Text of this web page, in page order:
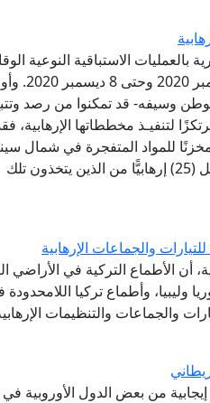
بالعمليات الاستباقية النوعية
التي قامت بها القوات المسلحة المصرية في
وسيفه- قد تمكنوا من رصد
لتنفيـذ مخططاتها الإرهابية،
عن تدمير (437) وكرًا وملجأً ومخزنًا للمواد المتفجرة في شمال
يتم استخدامها من قِبل العناصر الإرهابية كملاجئ لها، بالإضافة إلى مقتل (25) إرهابيًّا من الذين يتخذون تلك
والجماعات الإرهابية
أن الأطماع التركية في الأراضي
وأطماع تركيا اللامحدودة
والجماعات والتنظيمات
إيجابية من بعض الدول الأوروبية في